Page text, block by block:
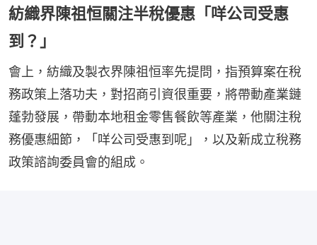
紡織界陳祖恒關注半稅優惠「咩公司受惠
到？」
會上，紡織及製衣界陳祖恒率先提問，指預算案在稅
務政策上落功夫，對招商引資很重要，將帶動產業鏈
蓬勃發展，帶動本地租金零售餐飲等產業，他關注稅
務優惠細節，「咩公司受惠到呢」，以及新成立稅務
政策諮詢委員會的組成。